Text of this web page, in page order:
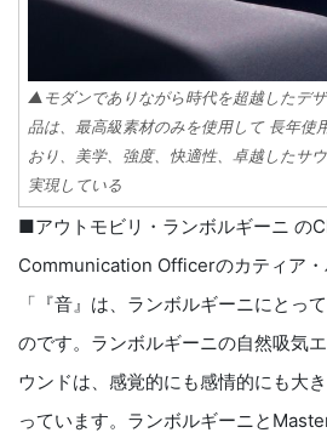
▲モダンでありながら時代を超越したデ
品は、最高級素材のみを使用して 長年使
おり、美学、強度、快適性、卓越したサ
実現している
■アウトモビリ・ランボルギーニ の
Communication Officerのカティア・
「『音』は、ランボルギーニにとっ
のです。ランボルギーニの自然吸気
ウンドは、感覚的にも感情的にも大
っています。ランボルギーニと